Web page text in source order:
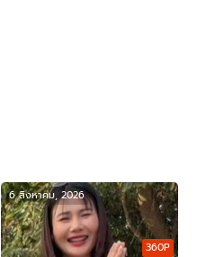
360P
6 สิงหาคม, 2026